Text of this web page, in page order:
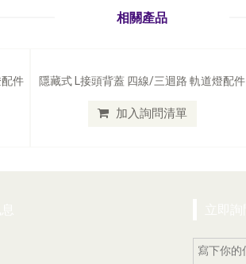
相關產品
件 隱藏式 L接頭背蓋 四線/三迴路 軌道燈配件
加入詢問清單